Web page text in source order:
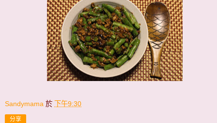
Sandymama 於 下午9:30
分享